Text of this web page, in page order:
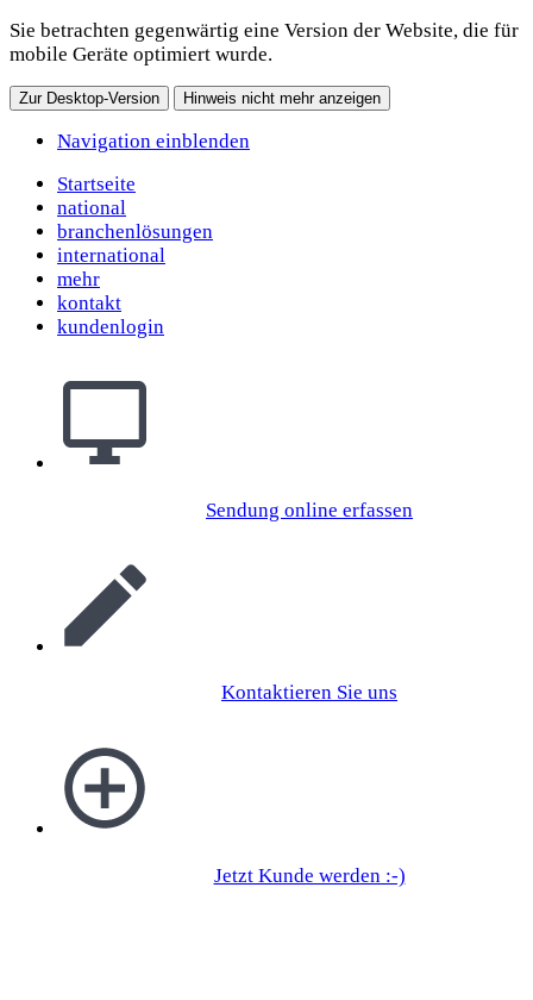
Sie betrachten gegenwärtig eine Version der Website, die für
mobile Geräte optimiert wurde.
Zur Desktop-Version Hinweis nicht mehr anzeigen
Navigation einblenden
Startseite
national
branchenlösungen
international
mehr
kontakt
kundenlogin
Sendung online erfassen
Kontaktieren Sie uns
Jetzt Kunde werden :-)